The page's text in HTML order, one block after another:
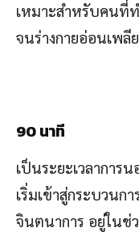
เหมาะสำหรับคนที่
จนร่างกายอ่อนเพลีย
90 นาที
เป็นระยะเวลากา
เริ่มเข้าสู่กระบวนก
จินตนาการ อยู่ในช่